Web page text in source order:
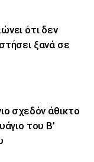
ότι δεν
ξανά σε
σχεδόν άθικτο
του Β’